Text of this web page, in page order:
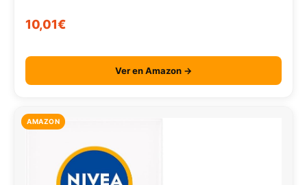
10,01€
Ver en Amazon →
AMAZON